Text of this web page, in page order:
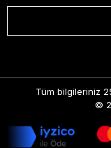
Tüm bilgileriniz
©